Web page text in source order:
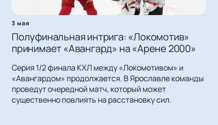
3 мая
Полуфинальная интрига: «Локомотив»
принимает «Авангард» на «Арене 2000»
Серия 1/2 финала КХЛ между «Локомотивом» и
«Авангардом» продолжается. В Ярославле команды
проведут очередной матч, который может
существенно повлиять на расстановку сил.